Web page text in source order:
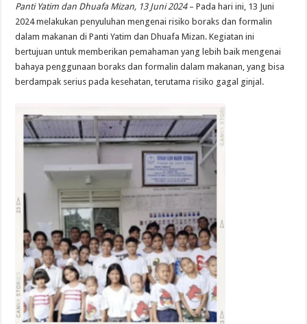
Panti Yatim dan Dhuafa Mizan, 13 Juni 2024 – Pada hari ini, 13 Juni
2024 melakukan penyuluhan mengenai risiko boraks dan formalin
dalam makanan di Panti Yatim dan Dhuafa Mizan. Kegiatan ini
bertujuan untuk memberikan pemahaman yang lebih baik mengenai
bahaya penggunaan boraks dan formalin dalam makanan, yang bisa
berdampak serius pada kesehatan, terutama risiko gagal ginjal.